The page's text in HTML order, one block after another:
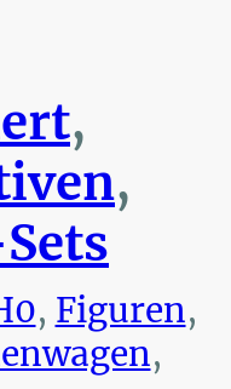
,
,
, Figuren,
,